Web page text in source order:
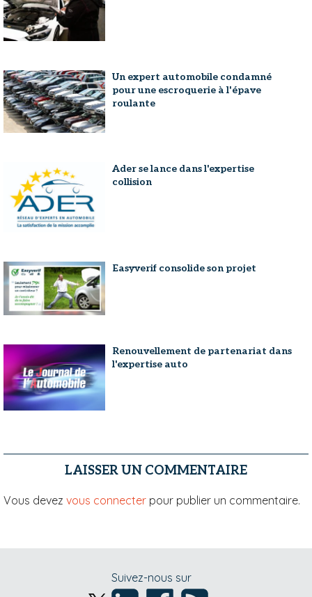
Un expert automobile condamné
pour une escroquerie à l'épave
roulante
Ader se lance dans l'expertise
collision
Easyverif consolide son projet
Renouvellement de partenariat dans
l'expertise auto
LAISSER UN COMMENTAIRE
Vous devez vous connecter pour publier un commentaire.
Suivez-nous sur